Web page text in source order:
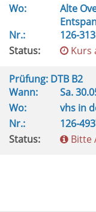
Wo:
Alte
Nr.:
126-
Status:
Kurs
Prüfung: DTB B2
Wann:
Sa.
Wo:
vhs in
Nr.:
126-
Status:
Bitte